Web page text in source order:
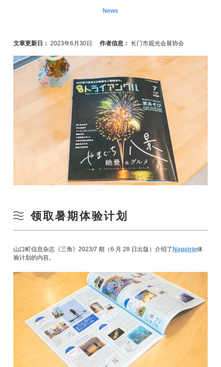
News
文章更新日： 2023年6月30日 作者信息： 长门市观光会展协会
领取暑期体验计划
山口町信息杂志《三角》2023/7 期（6 月 28 日出版）介绍了Nagatrip体
验计划的内容。